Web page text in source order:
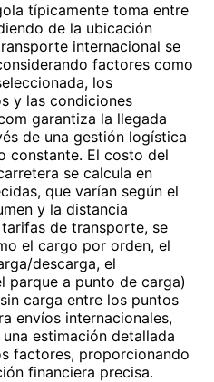
típicamente toma entre
de la ubicación
internacional se
factores como
los
y las condiciones
garantiza la llegada
de una gestión logística
constante. El costo del
se calcula en
que varían según el
y la distancia
de transporte, se
el cargo por orden, el
descarga, el
parque a punto de carga)
carga entre los puntos
envíos internacionales,
estimación detallada
factores, proporcionando
financiera precisa.